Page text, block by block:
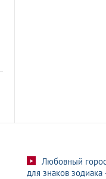
Любовный
для знаков